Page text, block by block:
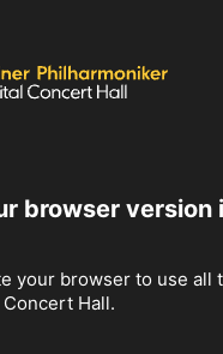
browser version
your browser to use all
Hall.